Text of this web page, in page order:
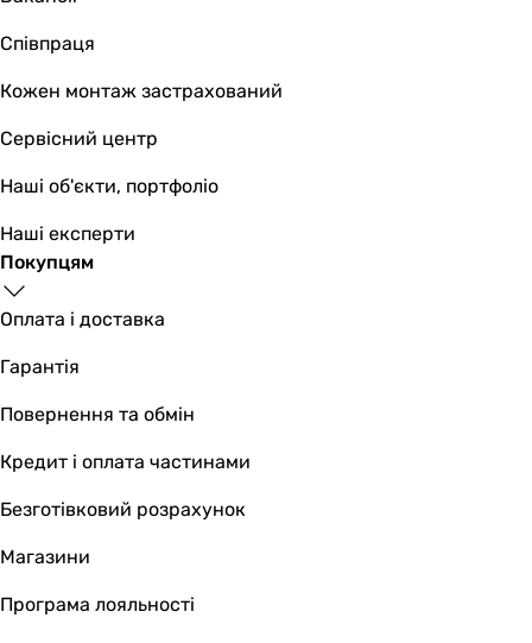
Співпраця
Кожен монтаж застрахований
Сервісний центр
Наші об'єкти, портфоліо
Наші експерти
Покупцям
Оплата і доставка
Гарантія
Повернення та обмін
Кредит і оплата частинами
Безготівковий розрахунок
Магазини
Програма лояльності